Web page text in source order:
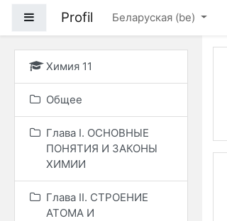
Side panel
Profil Беларуская ‎(be)‎
Химия 11
Общее
Глава I. ОСНОВНЫЕ
ПОНЯТИЯ И ЗАКОНЫ
ХИМИИ
Глава II. СТРОЕНИЕ
АТОМА И